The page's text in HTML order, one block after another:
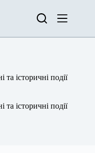
історичні події
історичні події